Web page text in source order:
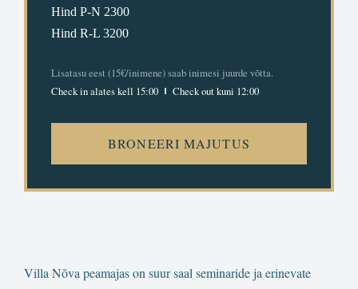
Hind P-N 2300
Hind R-L 3200
Lisatasu eest (15€/inimene) saab inimesi juurde võtta.
Check in alates kell 15:00
Check out kuni 12:00
BRONEERI MAJUTUS
Villa Nõva peamajas on suur saal seminaride ja erinevate